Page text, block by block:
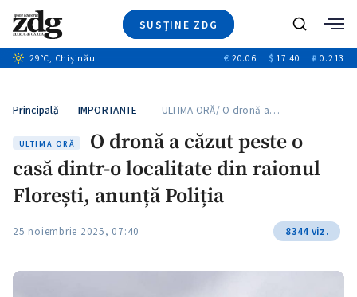
SUSȚINE ZDG
Ştiri
+5
Special
Blog
Caută
29°C, Chișinău € 20.06 $ 17.40 ₽ 0.213
Principală — IMPORTANTE — ULTIMA ORĂ/ O dronă a…
ULTIMA ORĂ
O dronă a căzut peste o
casă dintr-o localitate din raionul
Florești, anunță Poliția
25 noiembrie 2025, 07:40 8344 viz.